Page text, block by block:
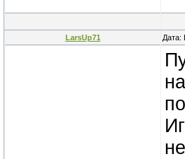
LarsUp71 Дата: